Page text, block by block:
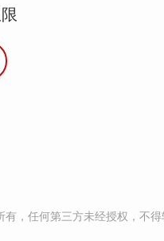
，任何第三方未经授权，不